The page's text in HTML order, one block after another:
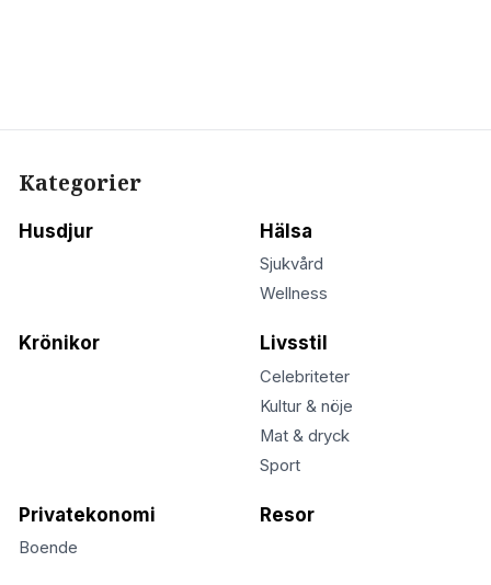
Kategorier
Husdjur Hälsa
Sjukvård
Wellness
Krönikor Livsstil
Celebriteter
Kultur & nöje
Mat & dryck
Sport
Privatekonomi
Boende
Resor